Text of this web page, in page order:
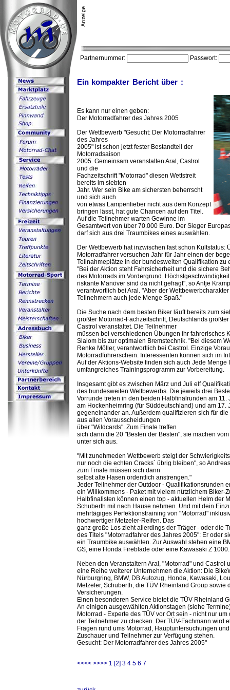
Partnernummer: Passwort:
Ein kompakter Bericht über :
Es kann nur einen geben:
Der Motorradfahrer des Jahres 2005
Der Wettbewerb "Gesucht: Der Motorradfahrer
des Jahres
2005" ist schon jetzt fester Bestandteil der
Motorradsaison
2005. Gemeinsam veranstalten Aral, Castrol
und die
Fachzeitschrift "Motorrad" diesen Wettstreit
bereits im siebten
Jahr. Wer sein Bike am sichersten beherrscht
und sich auch
von etwas Lampenfieber nicht aus dem Konzept
bringen lässt, hat gute Chancen auf den Titel.
Auf die Teilnehmer warten Gewinne im
Gesamtwert von über 70.000 Euro. Der Sieger
darf sich aus drei Traumbikes eines auswählen.
Der Wettbewerb hat inzwischen fast schon Kultstatus:
Motorradfahrer versuchen Jahr für Jahr einen der
Teilnahmeplätze in der bundesweiten Qualifikation zu
"Bei der Aktion steht Fahrsicherheit und die sichere
des Motorrads im Vordergrund.
riskante Manöver sind da nicht gefragt", so Antje
verantwortlich bei Aral. "Aber der
Teilnehmern auch jede Menge Spaß."
Die Suche nach dem besten Biker läuft bereits zum
größter Motorrad-Fachzeitschrift, Deutschlands
Castrol veranstaltet. Die Teilnehmer
müssen bei verschiedenen Übungen ihr fahrerisches
Slalom bis zur optimalen Bremstechnik. "Bei diesem
Renke Möller, verantwortlich bei Castrol. Einzige
Motorradführerschein. Interessenten können sich im
Auf der Aktions-Website finden sich auch Jede
umfangreiches Trainingsprogramm zur Vorbereitung.
Insgesamt gibt es zwischen März und Juli elf
des bundesweiten Wettbewerbs. Die jeweils drei
Vorrunde treten in den beiden Halbfinalrunden am 11.
am Hockenheimring (für Süddeutschland) und am
gegeneinander an. Außerdem qualifizieren sich für
aus allen Vorausscheidungen
über "Wildcards". Zum Finale treffen
sich dann die 20 "Besten der Besten", sie machen
unter sich aus.
"Mit zunehmeden Wettbewerb steigt der
nur noch die echten Cracks´ übrig bleiben", so
zum Finale müssen sich dann
selbst alte Hasen ordentlich anstrengen."
Jeder Teilnehmer der Outdoor - Qualifikationsrunden
ein Willkommens - Paket mit vielem nützlichem Biker-
Halbfinalisten können einen top - aktuellen Helm der
Schuberth mit nach Hause nehmen. Und mit dein
mehrtägiges Perfektionstraining von "Motorrad"
hochwertiger Metzeler-Reifen. Das
ganz große Los zieht allerdings der Träger - oder die
des Titels "Motorradfahrer des Jahres 2005": Er oder
ein Traumbike auswählen. Zur Auswahl stehen eine
GS, eine Honda Fireblade oder eine Kawasaki Z 1000.
Neben den Veranstaltern Aral, "Motorrad" und Castrol
eine Reihe weiterer Unternehmen die Aktion: Die
Nürburgring, BMW, DB Autozug, Honda, Kawasaki,
Metzeler, Schuberth, die TÜV Rheinland Group sowie
Versicherungen.
Einen besonderen Service bietet die TÜV Rheinland
An einigen ausgewählten Aktionstagen (siehe
Motorrad - Experte des TÜV vor Ort sein - nicht nur um
der Teilnehmer zu checken. Der TÜV-Fachmann wird
Fragen rund ums Motorrad, Hauptuntersuchungen
Zuschauer und Teilnehmer zur Verfügung stehen.
Gesucht: Der Motorradfahrer des Jahres 2005"
<<<< >>>> 1 [2] 3 4 5 6 7